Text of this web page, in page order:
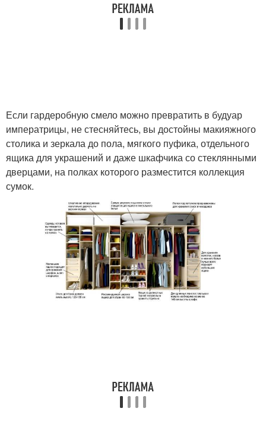
Если гардеробную смело можно превратить в будуар
императрицы, не стесняйтесь, вы достойны макияжного
столика и зеркала до пола, мягкого пуфика, отдельного
ящика для украшений и даже шкафчика со стеклянными
дверцами, на полках которого разместится коллекция
сумок.